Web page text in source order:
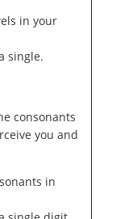
in your
single.
consonants
you and
in